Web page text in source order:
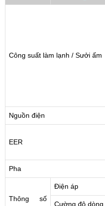
Công suất làm lạnh / Sưởi ấm
Nguồn điện
EER
Pha
Thông số
Điện áp
Cường độ dòng